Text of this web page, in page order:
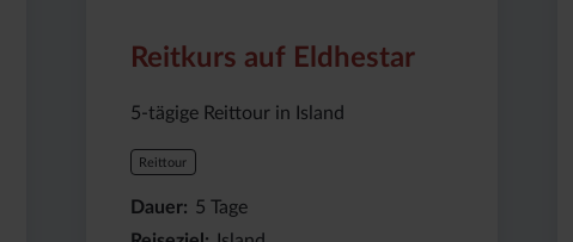
Reitkurs auf Eldhestar
5-tägige Reittour in Island
Reittour
Dauer 5 Tage